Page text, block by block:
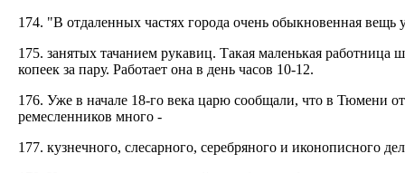
174. "В отдаленных частях города очень обыкновенная вещь
175. занятых тачанием рукавиц. Такая маленькая работница
копеек за пару. Работает она в день часов 10-12.
176. Уже в начале 18-го века царю сообщали, что в Тюмени
ремесленников много -
177. кузнечного, слесарного, серебряного и иконописного